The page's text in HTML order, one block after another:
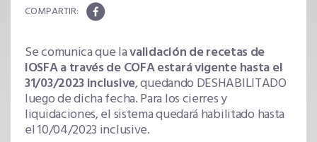
Se comunica que lavalidación de recetas de
IOSFA a través de COFA estará vigente hasta el
31/03/2023 inclusive, quedando DESHABILITADO
luego de dicha fecha. Para los cierres y
liquidaciones, el sistema quedará habilitado hasta
el 10/04/2023 inclusive.